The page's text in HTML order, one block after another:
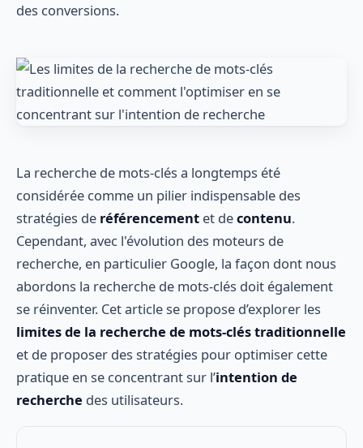
des conversions.
La recherche de mots-clés a longtemps été
considérée comme un pilier indispensable des
stratégies de référencement et decontenu.
Cependant, avec l'évolution des moteurs de
recherche, en particulier Google, la façon dont nous
abordons la recherche de mots-clés doit également
se réinventer. Cet article se propose d’explorer les
limites de la recherche de mots-clés traditionnelle
et de proposer des stratégies pour optimiser cette
pratique en se concentrant sur l’intention de
recherche des utilisateurs.